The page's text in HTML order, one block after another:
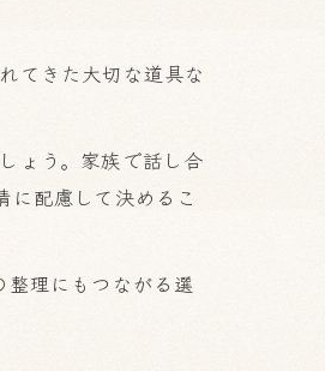
てきた大切な道具な
ょう。家族で話し合
配慮して決めるこ
理にもつながる選